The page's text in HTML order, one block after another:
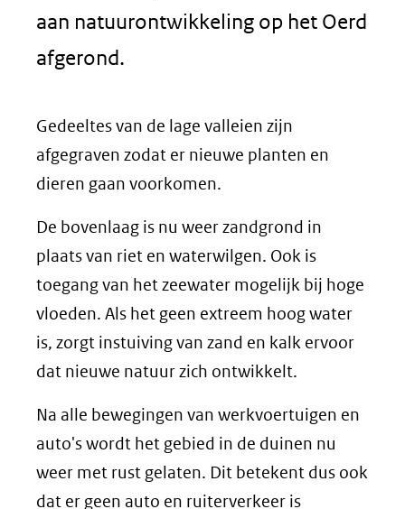
aan natuurontwikkeling op het Oerd
afgerond.
Gedeeltes van de lage valleien zijn
afgegraven zodat er nieuwe planten en
dieren gaan voorkomen.
De bovenlaag is nu weer zandgrond in
plaats van riet en waterwilgen. Ook is
toegang van het zeewater mogelijk bij hoge
vloeden. Als het geen extreem hoog water
is, zorgt instuiving van zand en kalk ervoor
dat nieuwe natuur zich ontwikkelt.
Na alle bewegingen van werkvoertuigen en
auto's wordt het gebied in de duinen nu
weer met rust gelaten. Dit betekent dus ook
dat er geen auto en ruiterverkeer is